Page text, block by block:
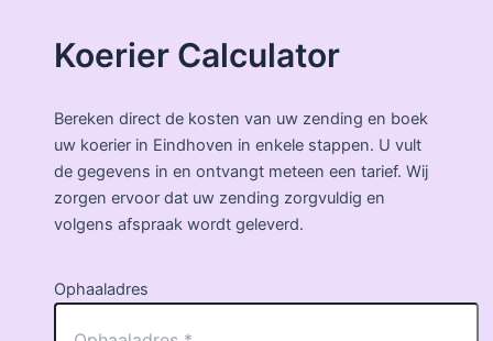
Koerier Calculator
Bereken direct de kosten van uw zending en boek
uw koerier in Eindhoven in enkele stappen. U vult
de gegevens in en ontvangt meteen een tarief. Wij
zorgen ervoor dat uw zending zorgvuldig en
volgens afspraak wordt geleverd.
Ophaaladres